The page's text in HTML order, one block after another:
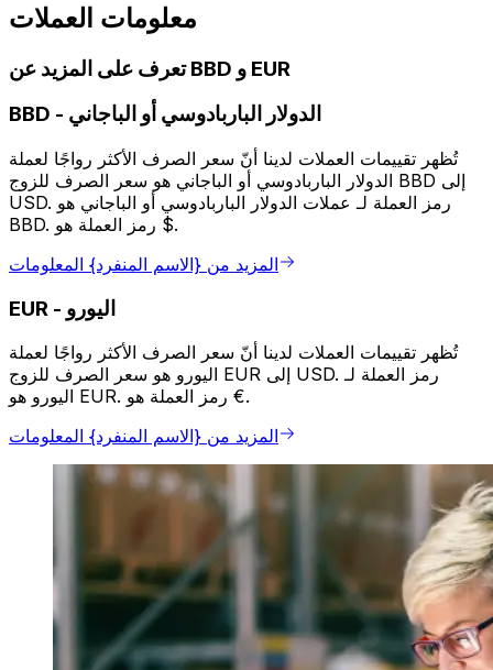
معلومات العملات
تعرف على المزيد عن BBD و EUR
BBD - الدولار الباربادوسي أو الباجاني
تُظهر تقييمات العملات لدينا أنّ سعر الصرف الأكثر رواجًا لعملة
الدولار الباربادوسي أو الباجاني هو سعر الصرف للزوج BBD إلى
USD. رمز العملة لـ عملات الدولار الباربادوسي أو الباجاني هو
BBD. رمز العملة هو $.
المزيد من {الاسم المنفرد} المعلومات
EUR - اليورو
تُظهر تقييمات العملات لدينا أنّ سعر الصرف الأكثر رواجًا لعملة
اليورو هو سعر الصرف للزوج EUR إلى USD. رمز العملة لـ
اليورو هو EUR. رمز العملة هو €.
المزيد من {الاسم المنفرد} المعلومات